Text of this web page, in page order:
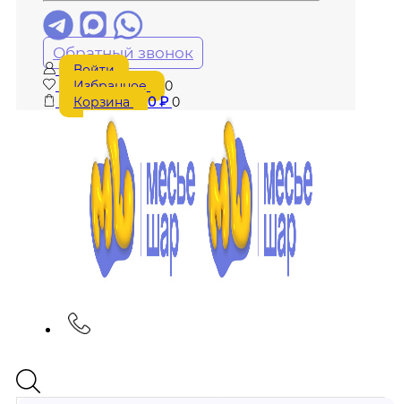
Обратный звонок
Войти
Избранное
0
Корзина
0₽ 0